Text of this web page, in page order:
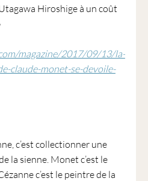
Hiroshige à un coût
magazine/2017/09/13/la-
claude-monet-se-devoile-
c’est collectionner une
la sienne. Monet c’est le
c’est le peintre de la